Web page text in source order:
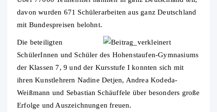
davon wurden 671 Schülerarbeiten aus ganz Deutschland
mit Bundespreisen belohnt.
Die beteiligten
SchülerInnen und Schüler des Hohenstaufen-Gymnasiums
der Klassen 7, 9 und der Kursstufe I konnten sich mit
ihren Kunstlehrern Nadine Detjen, Andrea Kodeda-
Weißmann und Sebastian Schäuffele über besonders große
Erfolge und Auszeichnungen freuen.